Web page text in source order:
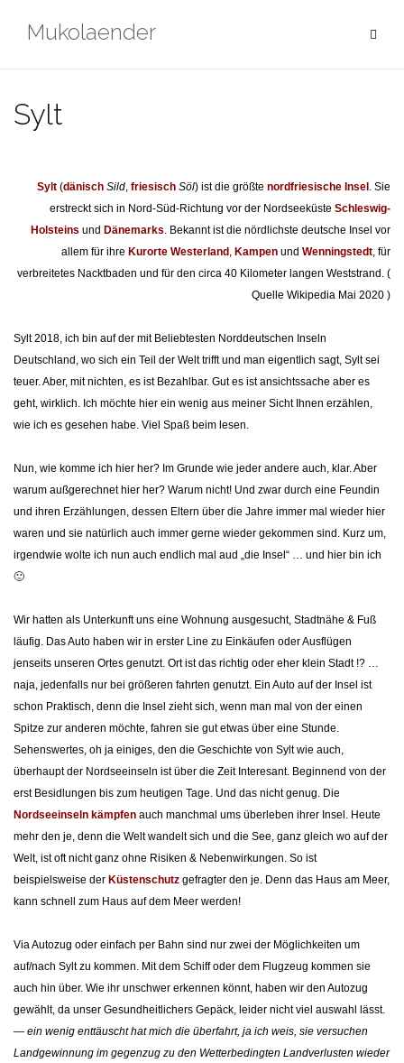
InhaltMukolaender
Sylt
Sylt (dänisch Sild, friesisch Söl) ist die größte nordfriesische Insel . Sie
erstreckt sich in Nord-Süd-Richtung vor der Nordseeküste Schleswig-
Holsteins und Dänemarks. Bekannt ist die nördlichste deutsche Insel vor
allem für ihre Kurorte Westerland , Kampen und Wenningstedt, für
verbreitetes Nacktbaden und für den circa 40 Kilometer langen Weststrand. (
Quelle Wikipedia Mai 2020 )
Sylt 2018, ich bin auf der mit Beliebtesten Norddeutschen Inseln
Deutschland, wo sich ein Teil der Welt trifft und man eigentlich sagt, Sylt sei
teuer. Aber, mit nichten, es ist Bezahlbar. Gut es ist ansichtssache aber es
geht, wirklich. Ich möchte hier ein wenig aus meiner Sicht Ihnen erzählen,
wie ich es gesehen habe. Viel Spaß beim lesen.
Nun, wie komme ich hier her? Im Grunde wie jeder andere auch, klar. Aber
warum außgerechnet hier her? Warum nicht! Und zwar durch eine Feundin
und ihren Erzählungen, dessen Eltern über die Jahre immer mal wieder hier
waren und sie natürlich auch immer gerne wieder gekommen sind. Kurz um,
irgendwie wolte ich nun auch endlich mal aud „die Insel“ … und hier bin ich
🙂
Wir hatten als Unterkunft uns eine Wohnung ausgesucht, Stadtnähe & Fuß
läufig. Das Auto haben wir in erster Line zu Einkäufen oder Ausflügen
jenseits unseren Ortes genutzt. Ort ist das richtig oder eher klein Stadt !? …
naja, jedenfalls nur bei größeren fahrten genutzt. Ein Auto auf der Insel ist
schon Praktisch, denn die Insel zieht sich, wenn man mal von der einen
Spitze zur anderen möchte, fahren sie gut etwas über eine Stunde.
Sehenswertes, oh ja einiges, den die Geschichte von Sylt wie auch,
überhaupt der Nordseeinseln ist über die Zeit Interesant. Beginnend von der
erst Besidlungen bis zum heutigen Tage. Und das nicht genug. Die
Nordseeinseln kämpfen auch manchmal ums überleben ihrer Insel. Heute
mehr den je, denn die Welt wandelt sich und die See, ganz gleich wo auf der
Welt, ist oft nicht ganz ohne Risiken & Nebenwirkungen. So ist
beispielsweise der Küstenschutz gefragter den je. Denn das Haus am Meer,
kann schnell zum Haus auf dem Meer werden!
Via Autozug oder einfach per Bahn sind nur zwei der Möglichkeiten um
auf/nach Sylt zu kommen. Mit dem Schiff oder dem Flugzeug kommen sie
auch hin über. Wie ihr unschwer erkennen könnt, haben wir den Autozug
gewählt, da unser Gesundheitlichers Gepäck, leider nicht viel auswahl lässt.
— ein wenig enttäuscht hat mich die überfahrt, ja ich weis, sie versuchen
Landgewinnung im gegenzug zu den Wetterbedingten Landverlusten wieder